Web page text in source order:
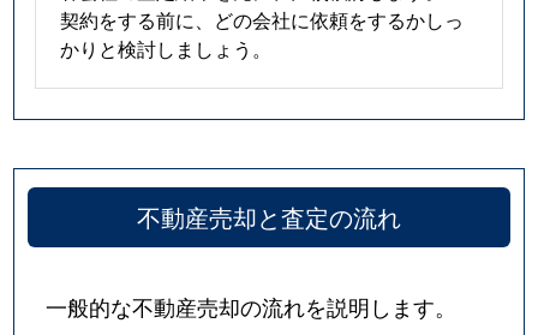
契約をする前に、どの会社に依頼をするかしっ
かりと検討しましょう。
不動産売却と査定の流れ
一般的な不動産売却の流れを説明します。